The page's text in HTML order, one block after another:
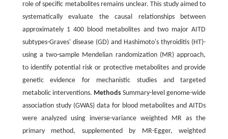
role of specific metabolites remains unclear. This study aimed to
systematically evaluate the causal relationships between
approximately 1 400 blood metabolites and two major AITD
subtypes-Graves' disease (GD) and Hashimoto's thyroiditis (HT)-
using a two-sample Mendelian randomization (MR) approach,
to identify potential risk or protective metabolites and provide
genetic evidence for mechanistic studies and targeted
metabolic interventions. Methods Summary-level genome-wide
association study (GWAS) data for blood metabolites and AITDs
were analyzed using inverse-variance weighted MR as the
primary method, supplemented by MR-Egger, weighted